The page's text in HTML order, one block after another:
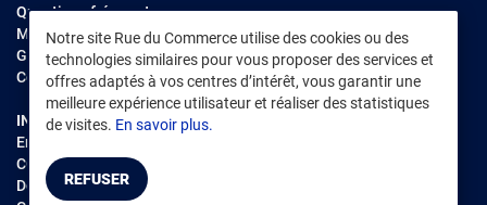
Notre site Rue du Commerce utilise des cookies ou des
technologies similaires pour vous proposer des services et
offres adaptés à vos centres d’intérêt, vous garantir une
meilleure expérience utilisateur et réaliser des statistiques
de visites. En savoir plus.
REFUSER
Questions fréquentes
Modes de règlements
Garantie et retours
Contacter Rue du Commerce
INFORMATIONS LÉGALES
Environnement
CGV /CGU Marketplace
Données personnelles